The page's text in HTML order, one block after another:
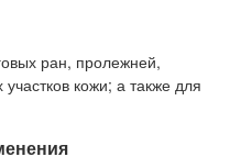
ран, пролежней,
кожи; а также для